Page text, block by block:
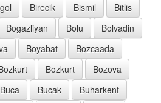
Birecik Bismil
Bitlis
Bogazliyan Bolu
Bolvadin
Boyabat
Bozcaada
Bozkurt
Bozova
Buca Bucak
Buharkent